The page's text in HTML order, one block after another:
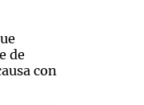
de
con